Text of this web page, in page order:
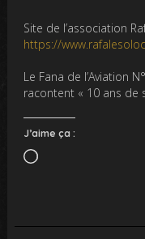
Site de l’association
https://
Le Fana de l’Aviation
racontent « 10 ans de
J’aime ça :
Chargement…